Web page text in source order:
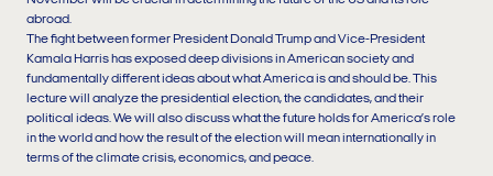
abroad.
The fight between former President Donald Trump and Vice-President
Kamala Harris has exposed deep divisions in American society and
fundamentally different ideas about what America is and should be. This
lecture will analyze the presidential election, the candidates, and their
political ideas. We will also discuss what the future holds for America’s role
in the world and how the result of the election will mean internationally in
terms of the climate crisis, economics, and peace.